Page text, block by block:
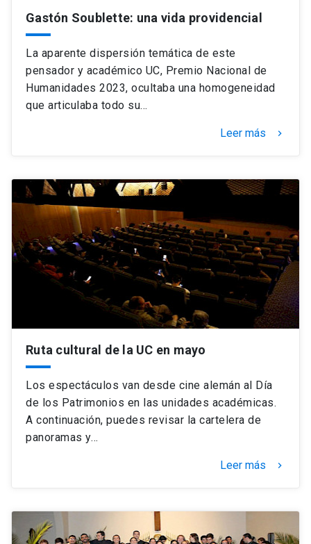
Gastón Soublette: una vida providencial
La aparente dispersión temática de este
pensador y académico UC, Premio Nacional de
Humanidades 2023, ocultaba una homogeneidad
que articulaba todo su…
Leer más keyboard_arrow_right
Ruta cultural de la UC en mayo
Los espectáculos van desde cine alemán al Día
de los Patrimonios en las unidades académicas.
A continuación, puedes revisar la cartelera de
panoramas y…
Leer más keyboard_arrow_right